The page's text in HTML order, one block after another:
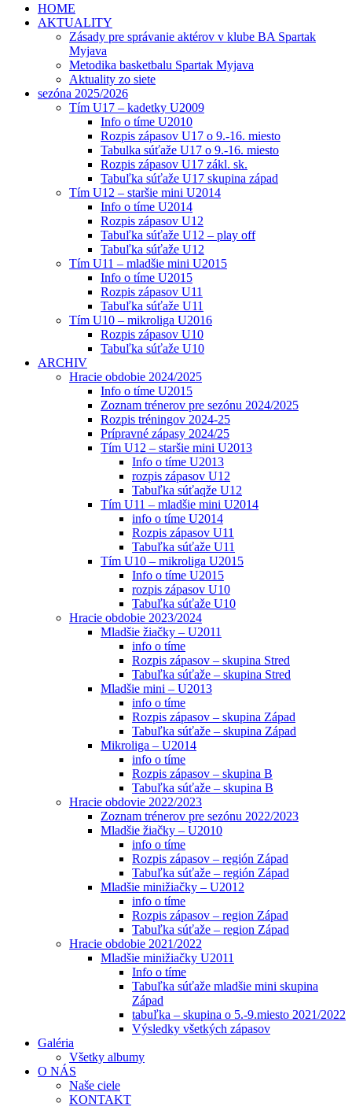
HOME
AKTUALITY
Zásady pre správanie aktérov v klube BA Spartak
Myjava
Metodika basketbalu Spartak Myjava
Aktuality zo siete
sezóna 2025/2026
Tím U17 – kadetky U2009
Info o tíme U2010
Rozpis zápasov U17 o 9.-16. miesto
Tabulka súťaže U17 o 9.-16. miesto
Rozpis zápasov U17 zákl. sk.
Tabuľka súťaže U17 skupina západ
Tím U12 – staršie mini U2014
Info o tíme U2014
Rozpis zápasov U12
Tabuľka súťaže U12 – play off
Tabuľka súťaže U12
Tím U11 – mladšie mini U2015
Info o tíme U2015
Rozpis zápasov U11
Tabuľka súťaže U11
Tím U10 – mikroliga U2016
Rozpis zápasov U10
Tabuľka súťaže U10
ARCHIV
Hracie obdobie 2024/2025
Info o tíme U2015
Zoznam trénerov pre sezónu 2024/2025
Rozpis tréningov 2024-25
Prípravné zápasy 2024/25
Tím U12 – staršie mini U2013
Info o tíme U2013
rozpis zápasov U12
Tabuľka súťaqže U12
Tím U11 – mladšie mini U2014
info o tíme U2014
Rozpis zápasov U11
Tabuľka súťaže U11
Tím U10 – mikroliga U2015
Info o tíme U2015
rozpis zápasov U10
Tabuľka súťaže U10
Hracie obdobie 2023/2024
Mladšie žiačky – U2011
info o tíme
Rozpis zápasov – skupina Stred
Tabuľka súťaže – skupina Stred
Mladšie mini – U2013
info o tíme
Rozpis zápasov – skupina Západ
Tabuľka súťaže – skupina Západ
Mikroliga – U2014
info o tíme
Rozpis zápasov – skupina B
Tabuľka súťaže – skupina B
Hracie obdovie 2022/2023
Zoznam trénerov pre sezónu 2022/2023
Mladšie žiačky – U2010
info o tíme
Rozpis zápasov – región Západ
Tabuľka súťaže – región Západ
Mladšie minižiačky – U2012
info o tíme
Rozpis zápasov – region Západ
Tabuľka súťaže – region Západ
Hracie obdobie 2021/2022
Mladšie minižiačky U2011
Info o tíme
Tabuľka súťaže mladšie mini skupina
Západ
tabuľka – skupina o 5.-9.miesto 2021/2022
Výsledky všetkých zápasov
Galéria
Všetky albumy
O NÁS
Naše ciele
KONTAKT